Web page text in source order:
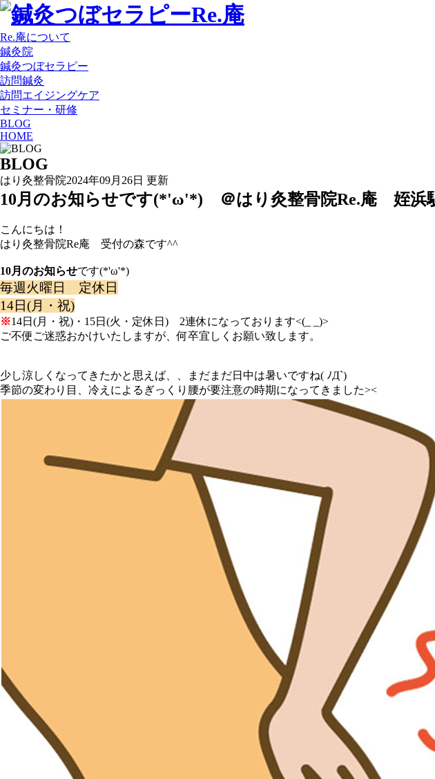
Re.庵について
鍼灸院
鍼灸つぼセラピー
訪問鍼灸
訪問エイジングケア
セミナー・研修
BLOG
HOME
BLOG
はり灸整骨院2024年09月26日 更新
10月のお知らせです(*'ω'*) ＠はり灸整骨院Re.庵 姪
こんにちは！
はり灸整骨院Re庵 受付の森です^^
10月のお知らせです(*'ω'*)
毎週火曜日 定休日
14日(月・祝)
※14日(月・祝)・15日(火・定休日) 2連休になっております<(_ _)>
ご不便ご迷惑おかけいたしますが、何卒宜しくお願い致します。
少し涼しくなってきたかと思えば、、まだまだ日中は暑いですね( ﾉД`)
季節の変わり目、冷えによるぎっくり腰が要注意の時期になってきました><